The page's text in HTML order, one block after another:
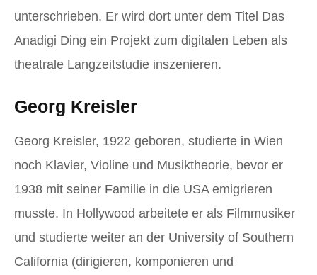
unterschrieben. Er wird dort unter dem Titel Das
Anadigi Ding ein Projekt zum digitalen Leben als
theatrale Langzeitstudie inszenieren.
Georg Kreisler
Georg Kreisler, 1922 geboren, studierte in Wien
noch Klavier, Violine und Musiktheorie, bevor er
1938 mit seiner Familie in die USA emigrieren
musste. In Hollywood arbeitete er als Filmmusiker
und studierte weiter an der University of Southern
California (dirigieren, komponieren und